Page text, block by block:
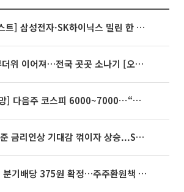
[베스트&워스트] 삼성전자·SK하이닉스 밀린 한 주…상상인증권은 85% 급등
35도 안팎 무더위 이어져…전국 곳곳 소나기 [오늘 날씨]
[주간증시전망] 다음주 코스피 6000~7000⋯“外人 수급은 정책이 변수”
뉴욕증시, 연준 금리인상 기대감 꺾이자 상승...S&P500 사상 최고치 [종합]
SK하이닉스, 분기배당 375원 확정…주주환원책 9월로 앞당겨 발표